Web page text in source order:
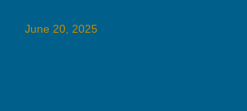
June 20, 2025